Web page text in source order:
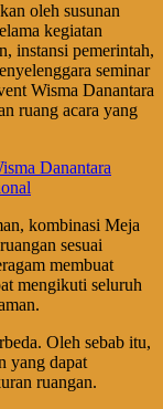
oleh susunan
kegiatan
instansi pemerintah,
seminar
Wisma Danantara
ruang acara yang
kombinasi Meja
sesuai
membuat
mengikuti seluruh
Oleh sebab itu,
yang dapat
ruangan.